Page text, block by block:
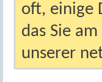
oft, einige
das Sie
unserer